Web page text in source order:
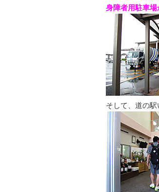
身障者用駐車場
そして、道の駅